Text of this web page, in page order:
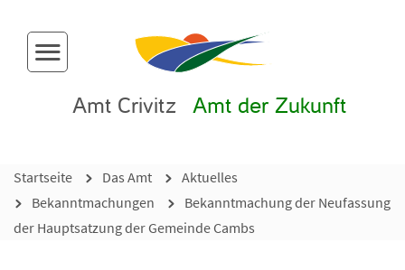
Menü-Button
Amt Crivitz Amt der Zukunft
Startseite Das Amt
Aktuelles
Bekanntmachungen
Bekanntmachung der Neufassung
der Hauptsatzung der Gemeinde Cambs